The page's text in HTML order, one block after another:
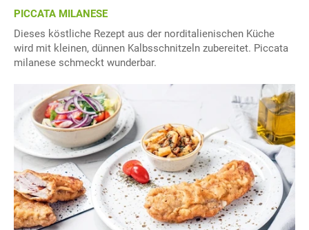
PICCATA MILANESE
Dieses köstliche Rezept aus der norditalienischen Küche
wird mit kleinen, dünnen Kalbsschnitzeln zubereitet. Piccata
milanese schmeckt wunderbar.